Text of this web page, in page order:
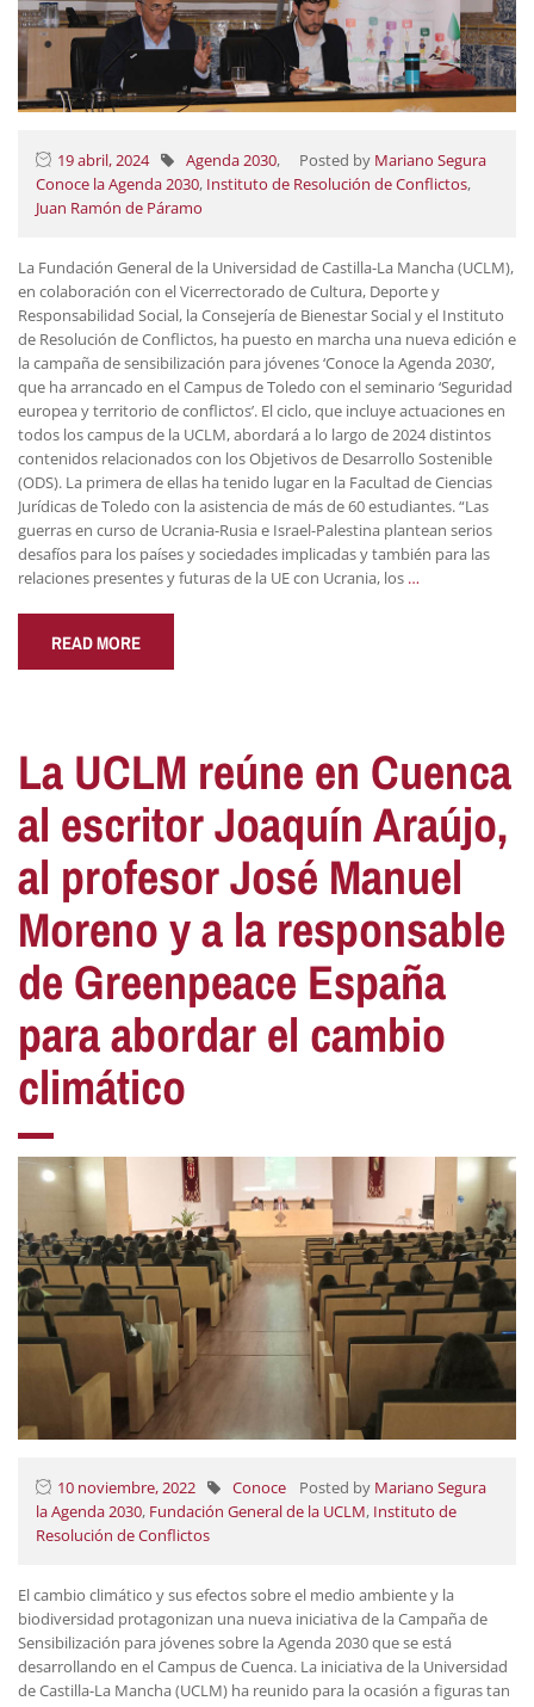
19 abril, 2024 Posted by Mariano Segura
Agenda 2030,
Conoce la Agenda 2030, Instituto de Resolución de Conflictos,
Juan Ramón de Páramo
La Fundación General de la Universidad de Castilla-La Mancha (UCLM),
en colaboración con el Vicerrectorado de Cultura, Deporte y
Responsabilidad Social, la Consejería de Bienestar Social y el Instituto
de Resolución de Conflictos, ha puesto en marcha una nueva edición e
la campaña de sensibilización para jóvenes ‘Conoce la Agenda 2030’,
que ha arrancado en el Campus de Toledo con el seminario ‘Seguridad
europea y territorio de conflictos’. El ciclo, que incluye actuaciones en
todos los campus de la UCLM, abordará a lo largo de 2024 distintos
contenidos relacionados con los Objetivos de Desarrollo Sostenible
(ODS). La primera de ellas ha tenido lugar en la Facultad de Ciencias
Jurídicas de Toledo con la asistencia de más de 60 estudiantes. “Las
guerras en curso de Ucrania-Rusia e Israel-Palestina plantean serios
desafíos para los países y sociedades implicadas y también para las
relaciones presentes y futuras de la UE con Ucrania, los …
READ MORE
La UCLM reúne en Cuenca
al escritor Joaquín Araújo,
al profesor José Manuel
Moreno y a la responsable
de Greenpeace España
para abordar el cambio
climático
10 noviembre, 2022 Posted by Mariano Segura
Conoce
la Agenda 2030, Fundación General de la UCLM, Instituto de
Resolución de Conflictos
El cambio climático y sus efectos sobre el medio ambiente y la
biodiversidad protagonizan una nueva iniciativa de la Campaña de
Sensibilización para jóvenes sobre la Agenda 2030 que se está
desarrollando en el Campus de Cuenca. La iniciativa de la Universidad
de Castilla-La Mancha (UCLM) ha reunido para la ocasión a figuras tan